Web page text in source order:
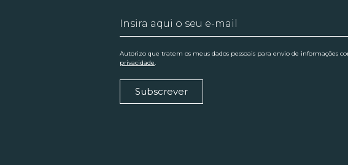
Autorizo que tratem os meus dados pessoais para envio de informações
privacidade
Subscrever